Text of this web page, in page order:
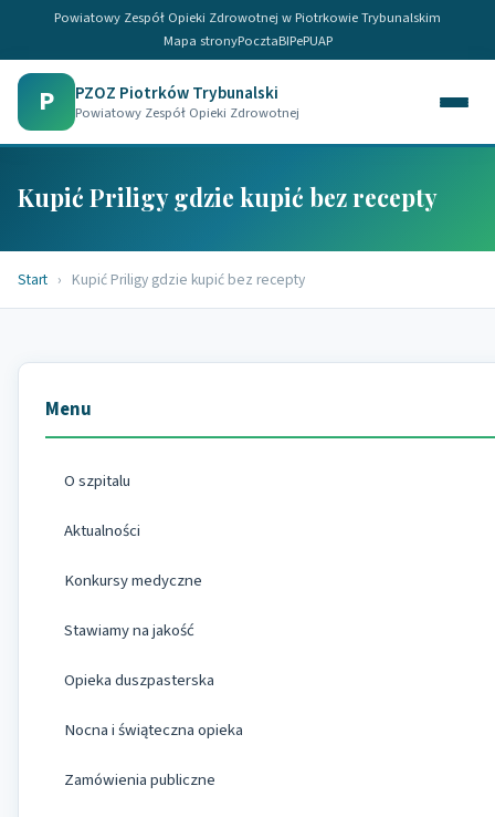
Powiatowy Zespół Opieki Zdrowotnej w Piotrkowie Trybunalskim
Mapa stronyPocztaBIPePUAP
P PZOZ Piotrków Trybunalski
Powiatowy Zespół Opieki Zdrowotnej
Kupić Priligy gdzie kupić bez recepty
Start › Kupić Priligy gdzie kupić bez recepty
Menu
O szpitalu
Aktualności
Konkursy medyczne
Stawiamy na jakość
Opieka duszpasterska
Nocna i świąteczna opieka
Zamówienia publiczne